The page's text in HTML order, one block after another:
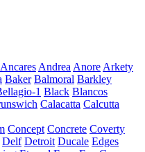
Ancares Andrea Anore Arkety
Baker Balmoral Barkley
1 Black Blancos
Calacatta Calcutta
Concept Concrete Coverty
Delf Detroit Ducale Edges